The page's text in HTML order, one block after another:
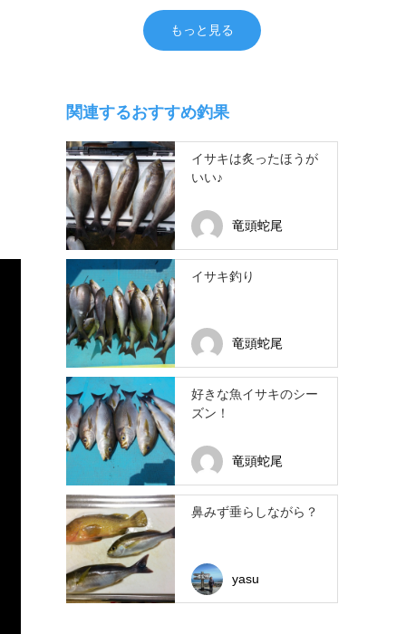
もっと見る
関連するおすすめ釣果
イサキは炙ったほうが
いい♪
竜頭蛇尾
イサキ釣り
竜頭蛇尾
好きな魚イサキのシー
ズン！
竜頭蛇尾
鼻みず垂らしながら？
yasu